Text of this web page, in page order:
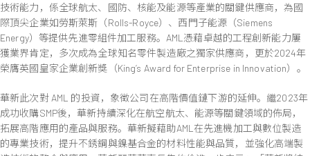
技術能力，係全球航太、國防、核能及能源等產業的關鍵供應商，為國
際頂尖企業如勞斯萊斯（Rolls-Royce）、西門子能源（Siemens
Energy）等提供先進零組件加工服務。AML憑藉卓越的工程創新能力屢
獲業界肯定，多次成為全球知名零件製造廠之獨家供應商，更於2024年
榮膺英國皇家企業創新獎（King’s Award for Enterprise in Innovation）。
華新此次對 AML 的投資，象徵公司在高階價值鏈下游的延伸。繼2023年
成功收購SMP後，華新持續深化在航空航太、能源等關鍵領域的佈局，
拓展高階應用的產品與服務。華新擬藉助AML在先進機加工與數位製造
的專業技術，提升不銹鋼與鎳基合金的材料性能與品質，並強化高端製